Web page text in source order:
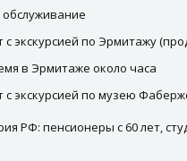
экскурсией по Эрмитажу
в Эрмитаже около часа
с экскурсией по музею
РФ: пенсионеры с 60 лет,